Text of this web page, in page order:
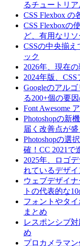
るチュートリ
CSS Flexbox
CSS Flexboxの
ど、有用なリ
CSSの中央揃
ック
2026年、現在
2024年版、
Googleのアル
る200+個の要
Font Awesome
Photoshopの新
届く改善点が
Photoshopの選
確！CC 2021で
2025年、ロゴ
れているデザ
ウェブデザイ
トの代表的な
フォントやタ
まとめ
レスポンシブ対
め
プロカメラマン